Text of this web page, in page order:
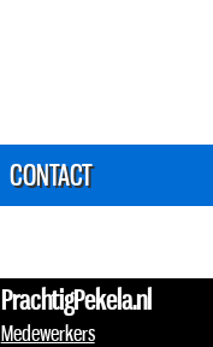
CONTACT
PrachtigPekela.nl
Medewerkers